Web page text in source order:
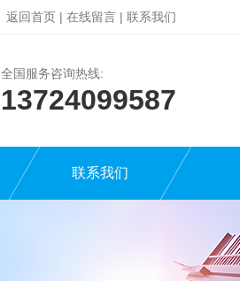
返回首页 | 在线留言 | 联系我们
全国服务咨询热线:
13724099587
联系我们